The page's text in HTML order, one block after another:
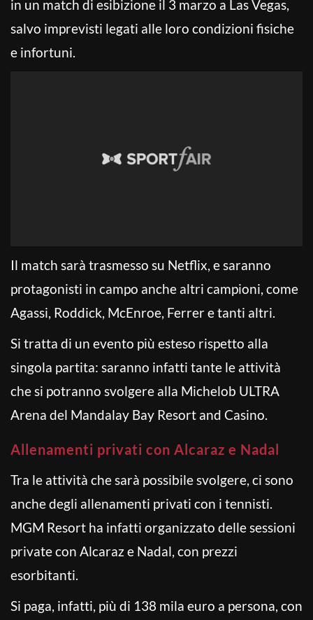
in un match di esibizione il 3 marzo a Las Vegas,
salvo imprevisti legati alle loro condizioni fisiche
e infortuni.
Il match sarà trasmesso su Netflix, e saranno
protagonisti in campo anche altri campioni, come
Agassi, Roddick, McEnroe, Ferrer e tanti altri.
Si tratta di un evento più esteso rispetto alla
singola partita: saranno infatti tante le attività
che si potranno svolgere alla Michelob ULTRA
Arena del Mandalay Bay Resort and Casino.
Allenamenti privati con Alcaraz e Nadal
Tra le attività che sarà possibile svolgere, ci sono
anche degli allenamenti privati con i tennisti.
MGM Resort ha infatti organizzato delle sessioni
private con Alcaraz e Nadal, con prezzi
esorbitanti.
Si paga, infatti, più di 138 mila euro a persona, con